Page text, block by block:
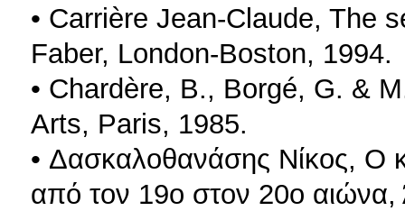
• Carrière Jean-Claude, The
Faber, London-Boston, 1994.
• Chardère, B., Borgé, G. &
Arts, Paris, 1985.
• Δασκαλοθανάσης Νίκος, Ο
από τον 19ο στον 20ο